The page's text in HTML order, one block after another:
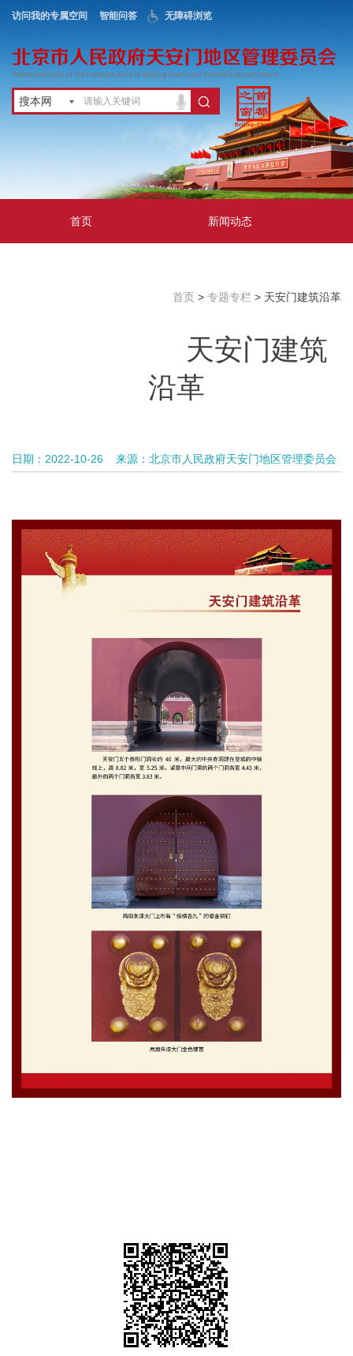
访问我的专属空间 智能问答 无障碍浏览
搜本网
首页 新闻动态
首页> 专题专栏 > 天安门建筑沿革
天安门建筑
沿革
日期：2022-10-26 来源：北京市人民政府天安门地区管理委员会